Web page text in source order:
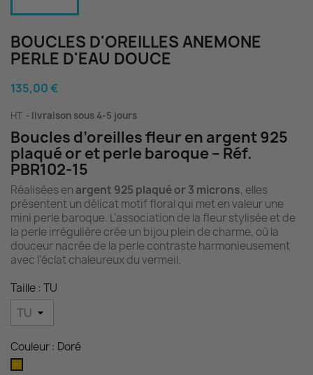
BOUCLES D'OREILLES ANEMONE
PERLE D'EAU DOUCE
135,00 €
HT livraison sous 4-5 jours
Boucles d’oreilles fleur en argent 925
plaqué or et perle baroque – Réf.
PBR102-15
Réalisées en argent 925 plaqué or 3 microns, elles
présentent un délicat motif floral qui met en valeur une
mini perle baroque. L’association de la fleur stylisée et de
la perle irrégulière crée un bijou plein de charme, où la
douceur nacrée de la perle contraste harmonieusement
avec l’éclat chaleureux du vermeil.
Taille : TU
Couleur : Doré